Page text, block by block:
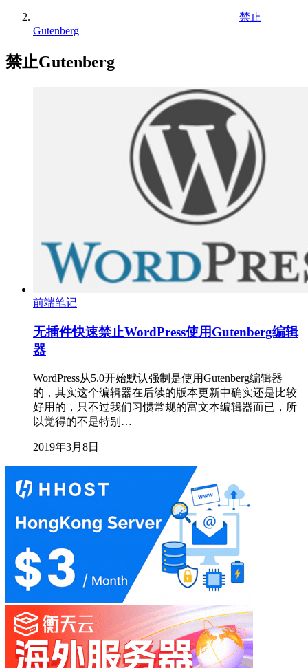
禁止
Gutenberg
禁止Gutenberg
前端笔记
无插件快速禁止WordPress使用Gutenberg编辑
器
WordPress从5.0开始默认强制是使用Gutenberg编辑器
的，其实这个编辑器在后续的版本更新中确实还是比较
好用的，只不过我们习惯常规的富文本编辑器而已，所
以觉得的不是特别…
2019年3月8日